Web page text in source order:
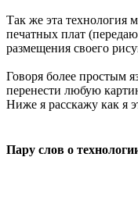
Так же эта технология
печатных плат
размещения своего
Говоря более простым
перенести любую
Ниже я расскажу как я
Пару слов о